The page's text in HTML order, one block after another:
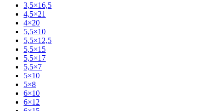
3,5×16,5
4,5×21
4×20
5,5×10
5,5×12,5
5,5×15
5,5×17
5,5×7
5×10
5×8
6×10
6×12